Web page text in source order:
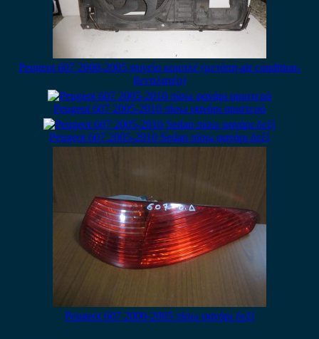
Peugeot 607 2000-2005 ψυγείο κομπλέ (μετόπη-air condition-
βεντιλατέρ)
Peugeot 607 2005-2010 πίσω φανάρι αριστερό
Peugeot 607 2005-2010 Sedan πίσω φανάρι δεξί
Peugeot 607 2000-2005 πίσω φανάρι δεξί